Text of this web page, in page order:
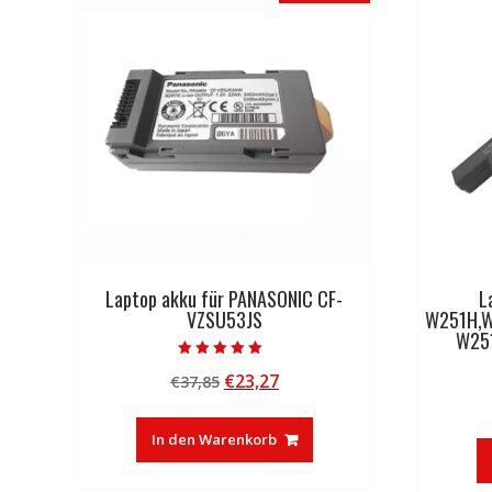
Laptop akku für PANASONIC CF-
VZSU53JS
5.00
von 5
€37,85 Ursprünglicher
war:
€37,85
€23,27Aktueller
ist:
€23,27.
In den Warenkorb